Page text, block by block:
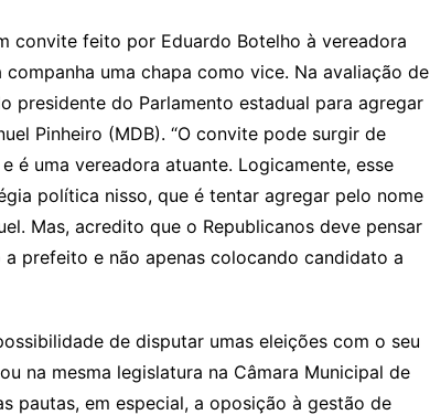
convite feito por Eduardo Botelho à vereadora
uma chapa como vice. Na avaliação de
presidente do Parlamento estadual para agregar
Pinheiro (MDB). “O convite pode surgir de
é uma vereadora atuante. Logicamente, esse
política nisso, que é tentar agregar pelo nome
Mas, acredito que o Republicanos deve pensar
prefeito e não apenas colocando candidato a
de disputar umas eleições com o seu
na mesma legislatura na Câmara Municipal de
pautas, em especial, a oposição à gestão de